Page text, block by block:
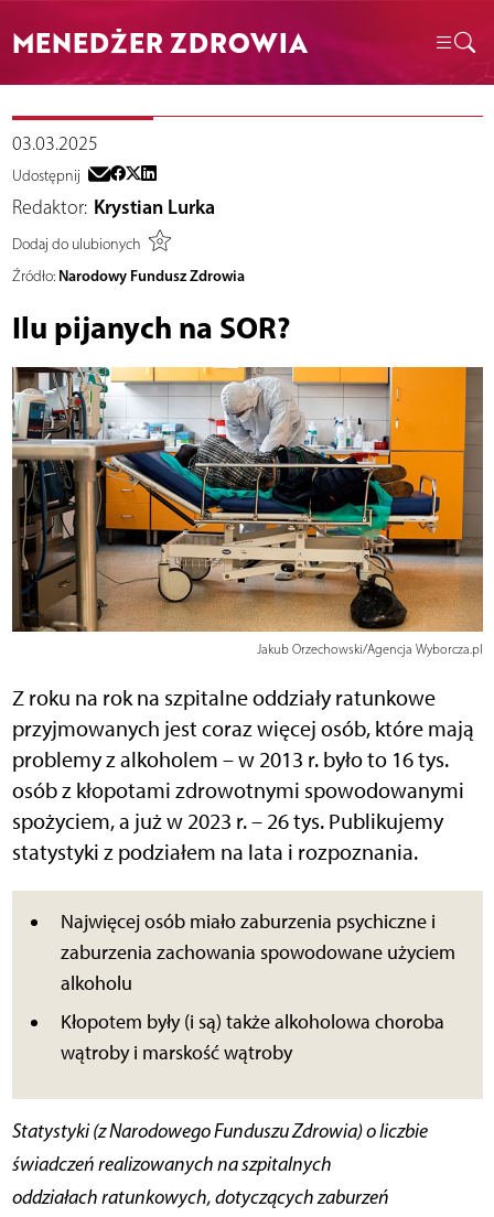
MENEDŻER ZDROWIA
03.03.2025
Udostępnij
Redaktor: Krystian Lurka
Dodaj do ulubionych
Źródło: Narodowy Fundusz Zdrowia
Ilu pijanych na SOR?
Jakub Orzechowski/Agencja Wyborcza.pl
Z roku na rok na szpitalne oddziały ratunkowe
przyjmowanych jest coraz więcej osób, które mają
problemy z alkoholem – w 2013 r. było to 16 tys.
osób z kłopotami zdrowotnymi spowodowanymi
spożyciem, a już w 2023 r. – 26 tys. Publikujemy
statystyki z podziałem na lata i rozpoznania.
Najwięcej osób miało zaburzenia psychiczne i
zaburzenia zachowania spowodowane użyciem
alkoholu
Kłopotem były (i są) także alkoholowa choroba
wątroby i marskość wątroby
Statystyki (z Narodowego Funduszu Zdrowia) o liczbie
świadczeń realizowanych na szpitalnych
oddziałach ratunkowych, dotyczących zaburzeń